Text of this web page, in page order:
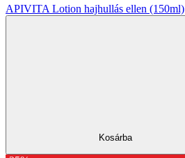
APIVITA Lotion hajhullás ellen (150ml)
Kosárba